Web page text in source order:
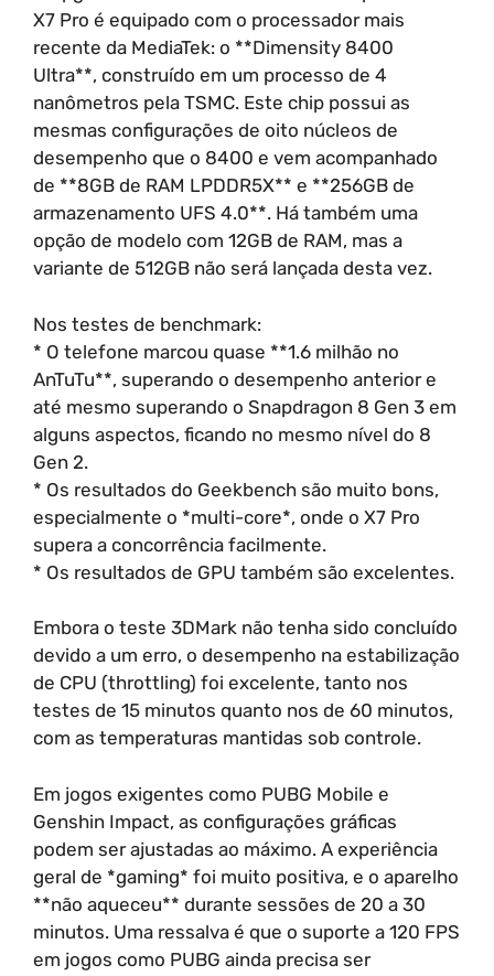
X7 Pro é equipado com o processador mais
recente da MediaTek: o **Dimensity 8400
Ultra**, construído em um processo de 4
nanômetros pela TSMC. Este chip possui as
mesmas configurações de oito núcleos de
desempenho que o 8400 e vem acompanhado
de **8GB de RAM LPDDR5X** e **256GB de
armazenamento UFS 4.0**. Há também uma
opção de modelo com 12GB de RAM, mas a
variante de 512GB não será lançada desta vez.
Nos testes de benchmark:
* O telefone marcou quase **1.6 milhão no
AnTuTu**, superando o desempenho anterior e
até mesmo superando o Snapdragon 8 Gen 3 em
alguns aspectos, ficando no mesmo nível do 8
Gen 2.
* Os resultados do Geekbench são muito bons,
especialmente o *multi-core*, onde o X7 Pro
supera a concorrência facilmente.
* Os resultados de GPU também são excelentes.
Embora o teste 3DMark não tenha sido concluído
devido a um erro, o desempenho na estabilização
de CPU (throttling) foi excelente, tanto nos
testes de 15 minutos quanto nos de 60 minutos,
com as temperaturas mantidas sob controle.
Em jogos exigentes como PUBG Mobile e
Genshin Impact, as configurações gráficas
podem ser ajustadas ao máximo. A experiência
geral de *gaming* foi muito positiva, e o aparelho
**não aqueceu** durante sessões de 20 a 30
minutos. Uma ressalva é que o suporte a 120 FPS
em jogos como PUBG ainda precisa ser